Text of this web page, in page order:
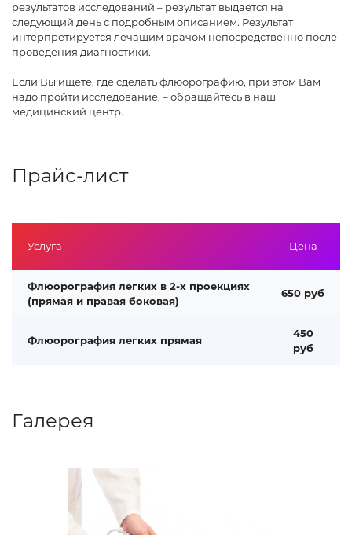
результатов исследований – результат выдается на
следующий день с подробным описанием. Результат
интерпретируется лечащим врачом непосредственно после
проведения диагностики.
Если Вы ищете, где сделать флюорографию, при этом Вам
надо пройти исследование, – обращайтесь в наш
медицинский центр.
Прайс-лист
Услуга Цена
Флюорография легких в 2-х проекциях
(прямая и правая боковая)
650 руб
Флюорография легких прямая
450
руб
Галерея